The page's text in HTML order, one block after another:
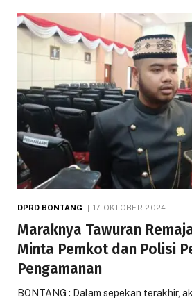
DPRD BONTANG 17 OKTOBER 2024
Maraknya Tawuran
Minta Pemkot dan Polisi
Pengamanan
BONTANG : Dalam sepekan terakhir,